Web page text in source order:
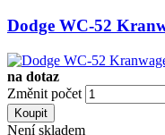
Dodge WC-52
na dotaz
Změnit počet
Koupit
Není skladem